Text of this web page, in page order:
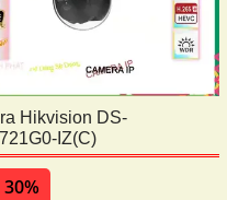
Hikvision DS-
IZ(C)
30%